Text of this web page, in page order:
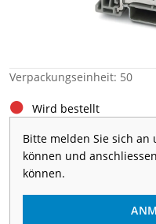
Verpackungseinheit: 50
Wird bestellt
Bitte melden Sie sich
können und
können.